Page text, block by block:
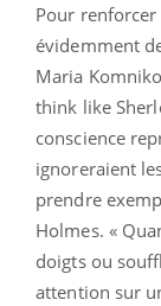
Pour
évidemment
Maria
think like
conscience
ignoreraient
prendre
Holmes. «
doigts ou
attention sur